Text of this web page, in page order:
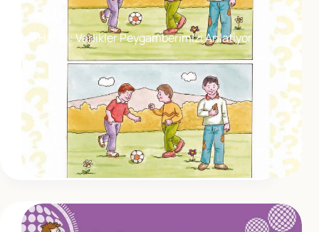
9.Hafta : Varlikler Peygamberimizi Anlatiyor